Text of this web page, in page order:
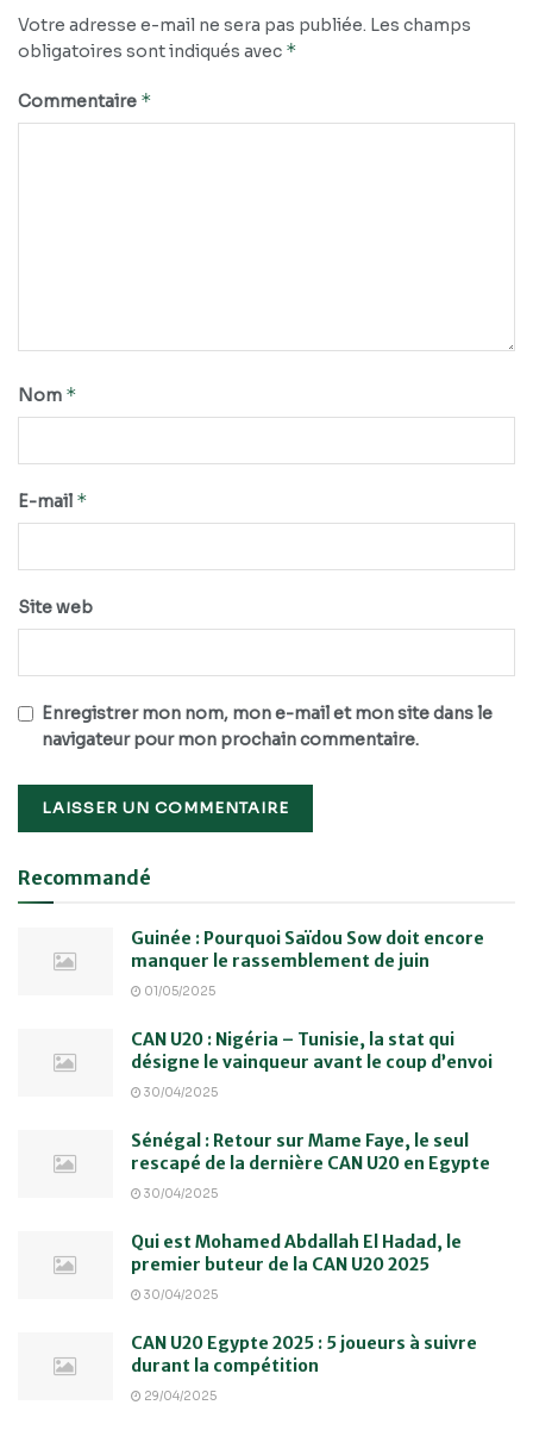
Votre adresse e-mail ne sera pas publiée. Les champs
obligatoires sont indiqués avec *
Commentaire *
Nom *
E-mail *
Site web
Enregistrer mon nom, mon e-mail et mon site dans le
navigateur pour mon prochain commentaire.
Recommandé
Guinée : Pourquoi Saïdou Sow doit encore
manquer le rassemblement de juin
01/05/2025
CAN U20 : Nigéria – Tunisie, la stat qui
désigne le vainqueur avant le coup d’envoi
30/04/2025
Sénégal : Retour sur Mame Faye, le seul
rescapé de la dernière CAN U20 en Egypte
30/04/2025
Qui est Mohamed Abdallah El Hadad, le
premier buteur de la CAN U20 2025
30/04/2025
CAN U20 Egypte 2025 : 5 joueurs à suivre
durant la compétition
29/04/2025